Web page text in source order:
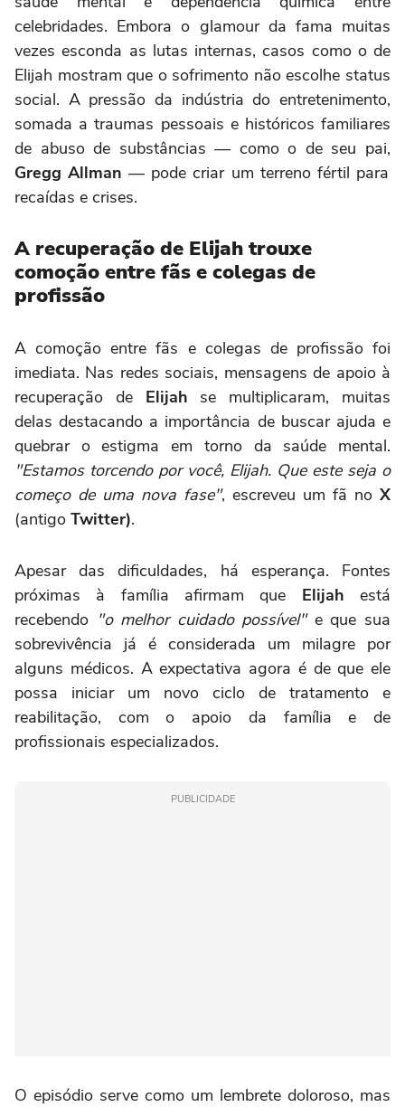
celebridades. Embora o glamour da fama muitas
vezes esconda as lutas internas, casos como o de
Elijah mostram que o sofrimento não escolhe status
social. A pressão da indústria do entretenimento,
somada a traumas pessoais e históricos familiares
de abuso de substâncias — como o de seu pai,
Gregg Allman — pode criar um terreno fértil para
recaídas e crises.
A recuperação de Elijah trouxe
comoção entre fãs e colegas de
profissão
A comoção entre fãs e colegas de profissão foi
imediata. Nas redes sociais, mensagens de apoio à
recuperação de Elijah se multiplicaram, muitas
delas destacando a importância de buscar ajuda e
quebrar o estigma em torno da saúde mental.
"Estamos torcendo por você, Elijah. Que este seja o
começo de uma nova fase", escreveu um fã no X
(antigo Twitter).
Apesar das dificuldades, há esperança. Fontes
próximas à família afirmam que Elijah está
recebendo "o melhor cuidado possível"e que sua
sobrevivência já é considerada um milagre por
alguns médicos. A expectativa agora é de que ele
possa iniciar um novo ciclo de tratamento e
reabilitação, com o apoio da família e de
profissionais especializados.
PUBLICIDADE
O episódio serve como um lembrete doloroso, mas